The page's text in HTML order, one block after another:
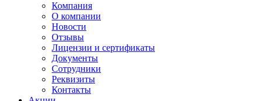
Компания
О компании
Новости
Отзывы
Лицензии и сертификаты
Документы
Сотрудники
Реквизиты
Контакты